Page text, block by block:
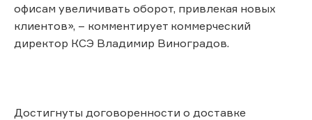
офисам увеличивать оборот, привлекая новых
клиентов», – комментирует коммерческий
директор КСЭ Владимир Виноградов.
Достигнуты договоренности о доставке